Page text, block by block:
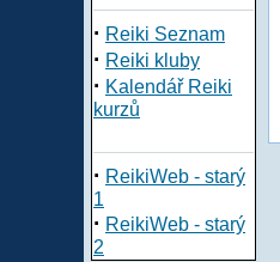
· Reiki Seznam
· Reiki kluby
· Kalendář Reiki
kurzů
· ReikiWeb - starý
1
· ReikiWeb - starý
2